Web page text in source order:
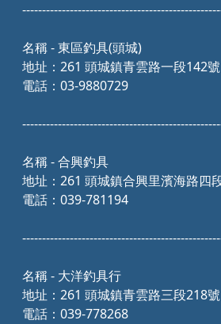
名稱 - 東區釣具(頭城)
地址：261 頭城鎮青雲路一段142號
電話：03-9880729
名稱 - 合興釣具
地址：261 頭城鎮合興里濱海路四
電話：039-781194
名稱 - 大洋釣具行
地址：261 頭城鎮青雲路三段218號
電話：039-778268